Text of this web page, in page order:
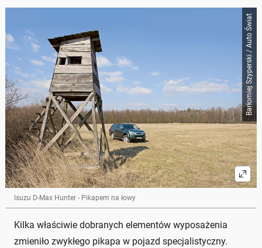
Barłomiej Szyperski / Auto Świat
Isuzu D-Max Hunter - Pikapem na łowy
Kilka właściwie dobranych elementów wyposażenia
zmieniło zwykłego pikapa w pojazd specjalistyczny.